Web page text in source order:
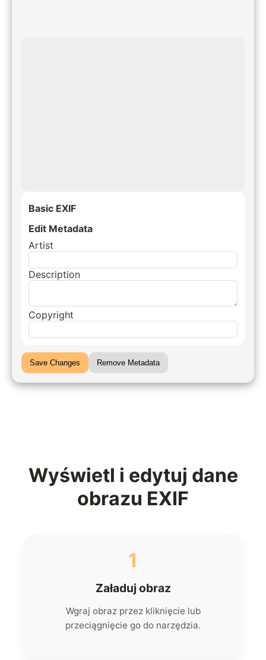
Basic EXIF
Edit Metadata
Artist
Description
Copyright
Save Changes Remove Metadata
Wyświetl i edytuj dane
obrazu EXIF
1
Załaduj obraz
Wgraj obraz przez kliknięcie lub
przeciągnięcie go do narzędzia.